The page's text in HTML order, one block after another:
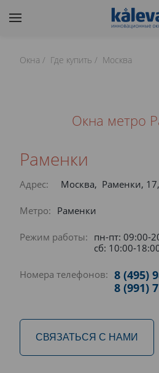
Окна Где купить Москва
Окна метро
Раменки
Адрес: Москва, Раменки,
Метро: Раменки
Режим работы: пн-пт: 09:00-
сб: 10:00-
Номера телефонов: 8 (495)
8 (991)
СВЯЗАТЬСЯ С НАМИ